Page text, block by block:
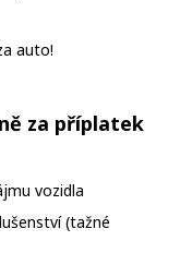
auto!
za příplatek
vozidla
(tažné